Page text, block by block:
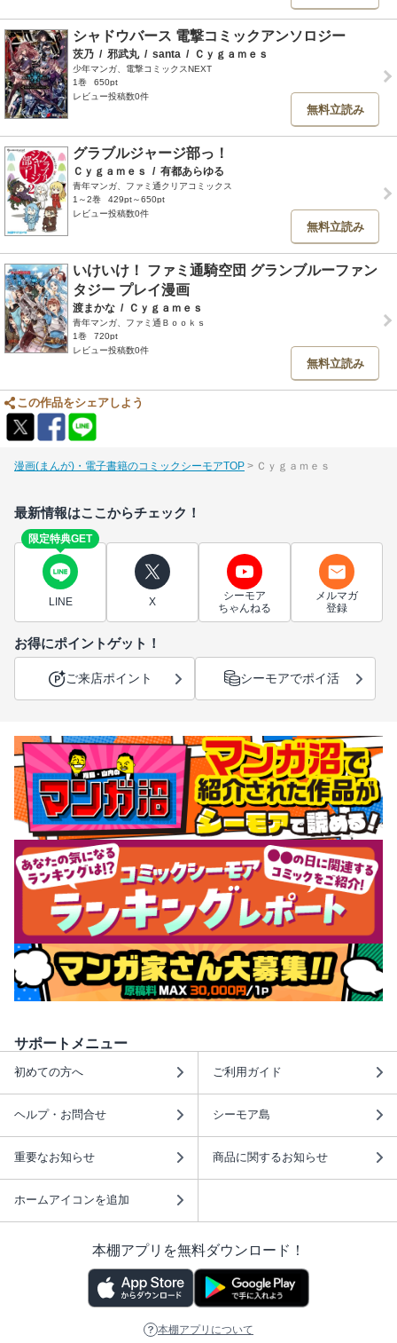
シャドウバース 電撃コミックアンソロジー
茨乃 / 邪武丸 / santa / Ｃｙｇａｍｅｓ
少年マンガ、電撃コミックスNEXT
1巻
650pt
レビュー投稿数0件
無料立読み
グラブルジャージ部っ！
Ｃｙｇａｍｅｓ / 有都あらゆる
青年マンガ、ファミ通クリアコミックス
1～2巻
429pt～650pt
レビュー投稿数0件
無料立読み
いけいけ！ ファミ通騎空団 グランブルーファン
タジー プレイ漫画
渡まかな / Ｃｙｇａｍｅｓ
青年マンガ、ファミ通Ｂｏｏｋｓ
1巻
720pt
レビュー投稿数0件
無料立読み
この作品をシェアしよう
漫画(まんが)・電子書籍のコミックシーモアTOP Ｃｙｇａｍｅｓ
最新情報はここからチェック！
限定特典GET
LINE X
シーモア
ちゃんねる
メルマガ
登録
お得にポイントゲット！
ご来店ポイント シーモアでポイ活
サポートメニュー
初めての方へ ご利用ガイド
ヘルプ・お問合せ シーモア島
重要なお知らせ 商品に関するお知らせ
ホームアイコンを追加
本棚アプリを無料ダウンロード！
本棚アプリについて